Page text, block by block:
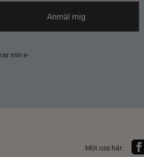
min e-
Anmäl mig
Möt oss här: